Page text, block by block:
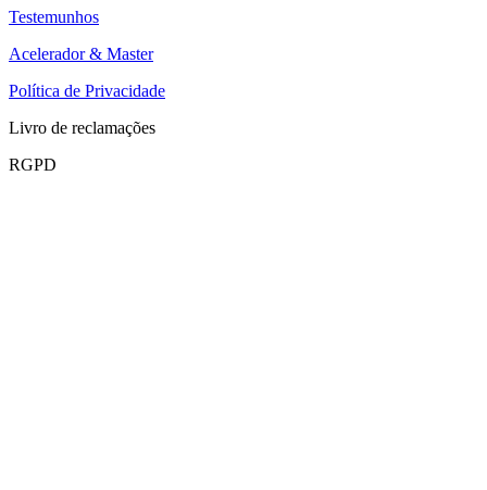
Testemunhos
Acelerador & Master
Política de Privacidade
Livro de reclamações
RGPD